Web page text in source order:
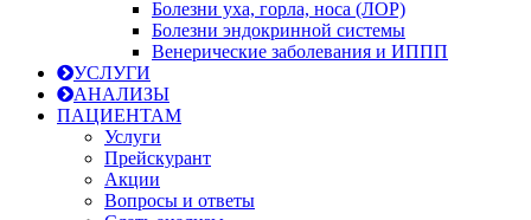
Болезни уха, горла, носа (ЛОР)
Болезни эндокринной системы
Венерические заболевания и ИППП
УСЛУГИ
АНАЛИЗЫ
ПАЦИЕНТАМ
Услуги
Прейскурант
Акции
Вопросы и ответы